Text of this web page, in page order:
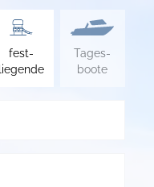
fest­
liegende
Tages­
boote